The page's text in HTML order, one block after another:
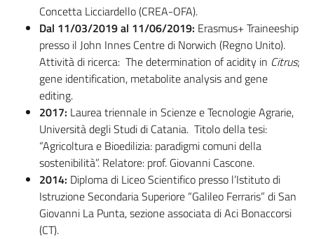
Concetta Licciardello (CREA-OFA).
Dal 11/03/2019 al 11/06/2019: Erasmus+ Traineeship
presso il John Innes Centre di Norwich (Regno Unito).
Attività di ricerca: The determination of acidity in Citrus;
gene identification, metabolite analysis and gene
editing.
2017: Laurea triennale in Scienze e Tecnologie Agrarie,
Università degli Studi di Catania. Titolo della tesi:
“Agricoltura e Bioedilizia: paradigmi comuni della
sostenibilità”. Relatore: prof. Giovanni Cascone.
2014: Diploma di Liceo Scientifico presso l’Istituto di
Istruzione Secondaria Superiore “Galileo Ferraris” di San
Giovanni La Punta, sezione associata di Aci Bonaccorsi
(CT).